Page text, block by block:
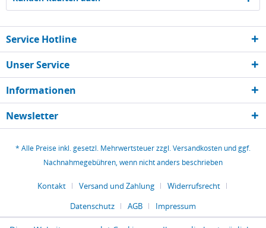
Service Hotline
Unser Service
Informationen
Newsletter
* Alle Preise inkl. gesetzl. Mehrwertsteuer zzgl.Versandkosten und ggf.
Nachnahmegebühren, wenn nicht anders beschrieben
Kontakt Versand und Zahlung
Widerrufsrecht
Datenschutz
AGB Impressum